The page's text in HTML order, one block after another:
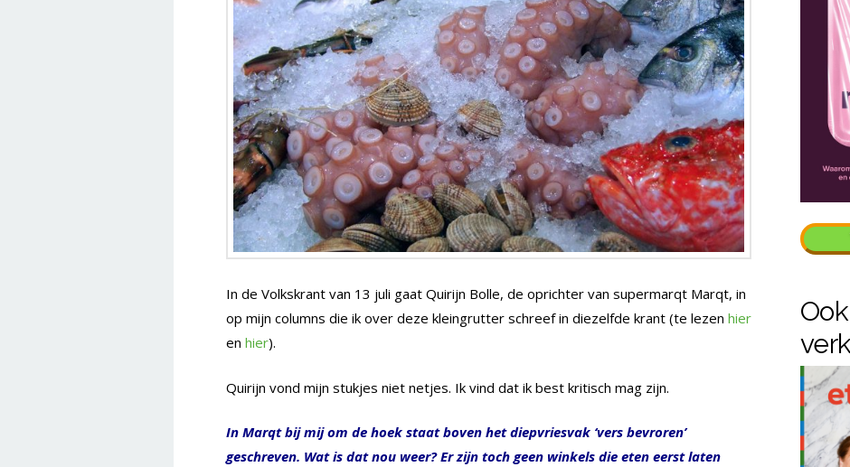
In de Volkskrant van 13 juli gaat Quirijn Bolle, de oprichter van supermarqt Marqt, in
op mijn columns die ik over deze kleingrutter schreef in diezelfde krant (te lezen hier
en hier).
Quirijn vond mijn stukjes niet netjes. Ik vind dat ik best kritisch mag zijn.
In Marqt bij mij om de hoek staat boven het diepvriesvak ‘vers bevroren’
geschreven. Wat is dat nou weer? Er zijn toch geen winkels die eten eerst laten
Ook